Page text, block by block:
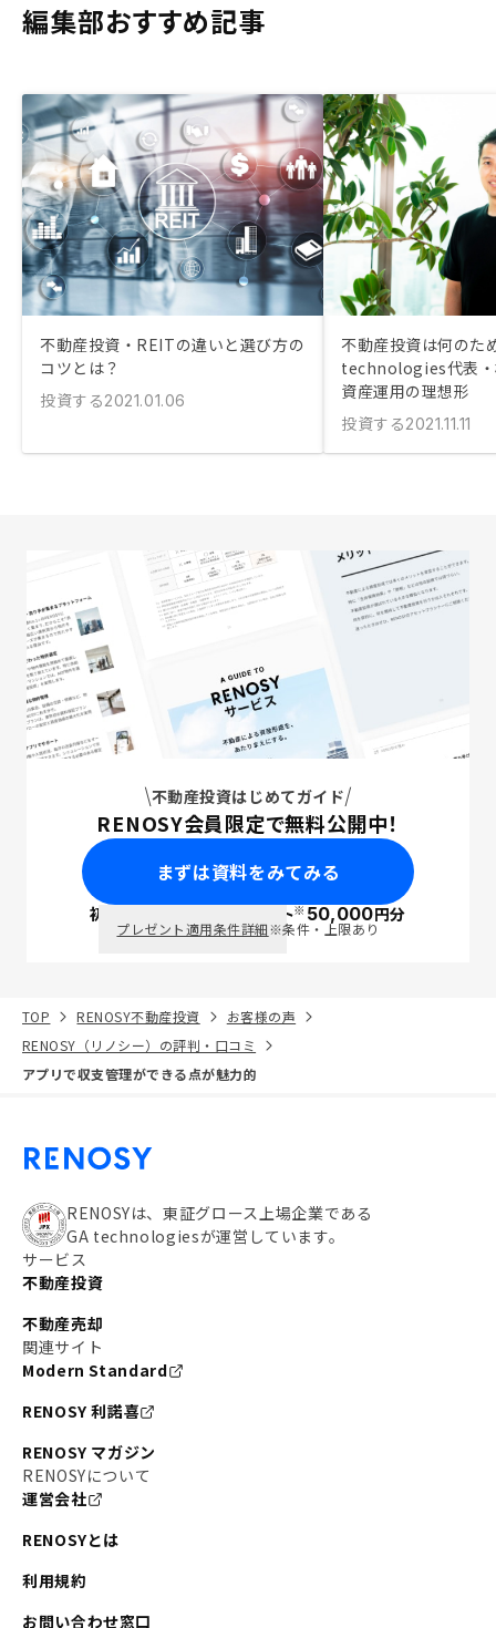
編集部おすすめ記事
不動産投資・REITの違いと選び方の
コツとは？
投資する2021.01.06
不動産投資は何のた
technologies代表・
資産運用の理想形
投資する2021.11.11
不動産投資はじめてガイド
RENOSY会員限定で無料公開中！
まずは資料をみてみる
初回面談で ポイント※50,000円分
プレゼント適用条件詳細※条件・上限あり
TOP RENOSY不動産投資
お客様の声
RENOSY（リノシー）の評判・口コミ
アプリで収支管理ができる点が魅力的
RENOSYは、東証グロース上場企業である
GA technologiesが運営しています。
サービス
不動産投資
不動産売却
関連サイト
Modern Standard
RENOSY 利諾喜
RENOSY マガジン
RENOSYについて
運営会社
RENOSYとは
利用規約
お問い合わせ窓口